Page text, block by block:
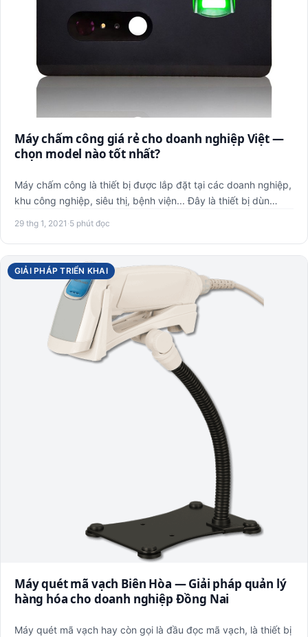
Máy chấm công giá rẻ cho doanh nghiệp Việt —
chọn model nào tốt nhất?
Máy chấm công là thiết bị được lắp đặt tại các doanh nghiệp,
khu công nghiệp, siêu thị, bệnh viện... Đây là thiết bị dùn…
29 thg 1, 2021 ·5 phút đọc
GIẢI PHÁP TRIỂN KHAI
Máy quét mã vạch Biên Hòa — Giải pháp quản lý
hàng hóa cho doanh nghiệp Đồng Nai
Máy quét mã vạch hay còn gọi là đầu đọc mã vạch, là thiết bị